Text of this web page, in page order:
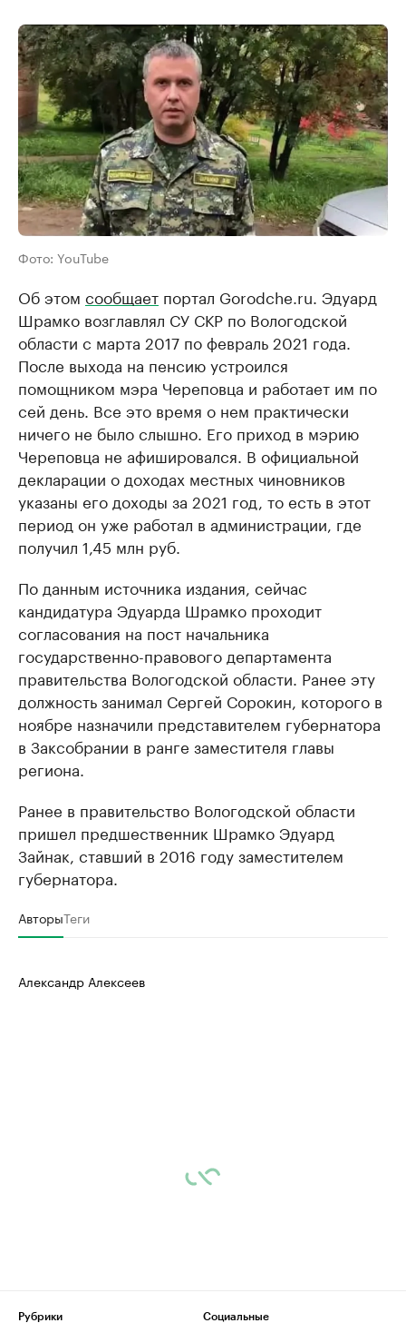
Фото: YouTube
Об этом сообщает портал Gorodche.ru. Эдуард
Шрамко возглавлял СУ СКР по Вологодской
области с марта 2017 по февраль 2021 года.
После выхода на пенсию устроился
помощником мэра Череповца и работает им по
сей день. Все это время о нем практически
ничего не было слышно. Его приход в мэрию
Череповца не афишировался. В официальной
декларации о доходах местных чиновников
указаны его доходы за 2021 год, то есть в этот
период он уже работал в администрации, где
получил 1,45 млн руб.
По данным источника издания, сейчас
кандидатура Эдуарда Шрамко проходит
согласования на пост начальника
государственно-правового департамента
правительства Вологодской области. Ранее эту
должность занимал Сергей Сорокин, которого в
ноябре назначили представителем губернатора
в Заксобрании в ранге заместителя главы
региона.
Ранее в правительство Вологодской области
пришел предшественник Шрамко Эдуард
Зайнак, ставший в 2016 году заместителем
губернатора.
АвторыТеги
Александр Алексеев
Рубрики
Социальные